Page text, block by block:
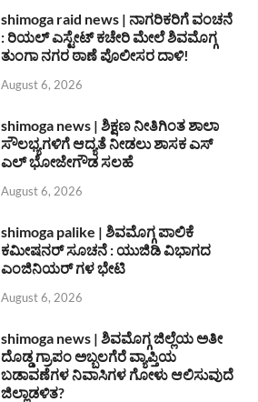
shimoga raid news | ನಾಗರಿಕರಿಗೆ ವಂಚನೆ
: ರಿಯಲ್ ಎಸ್ಟೇಟ್ ಕಚೇರಿ ಮೇಲೆ ಶಿವಮೊಗ್ಗ
ತುಂಗಾ ನಗರ ಠಾಣೆ ಪೊಲೀಸರ ದಾಳಿ!
August 6, 2026
shimoga news | ಶಿಕ್ಷಣ ನೀತಿಗಿಂತ ಶಾಲಾ
ಸೌಲಭ್ಯಗಳಿಗೆ ಆದ್ಯತೆ ನೀಡಲು ಶಾಸಕ ಎಸ್
ಎಲ್ ಭೋಜೇಗೌಡ ಸಲಹೆ
August 6, 2026
shimoga palike | ಶಿವಮೊಗ್ಗ ಪಾಲಿಕೆ
ಕಮೀಷನರ್ ಸೂಚನೆ : ಯುಜಿಡಿ ವಿಭಾಗದ
ಎಂಜಿನಿಯರ್ ಗಳ ಭೇಟಿ
August 6, 2026
shimoga news | ಶಿವಮೊಗ್ಗ ಜಿಲ್ಲೆಯ ಅತೀ
ದೊಡ್ಡ ಗ್ರಾಪಂ ಅಬ್ಬಲಗೆರೆ ವ್ಯಾಪ್ತಿಯ
ಬಡಾವಣೆಗಳ ನಿವಾಸಿಗಳ ಗೋಳು ಆಲಿಸುವುದೆ
ಜಿಲ್ಲಾಡಳಿತ?